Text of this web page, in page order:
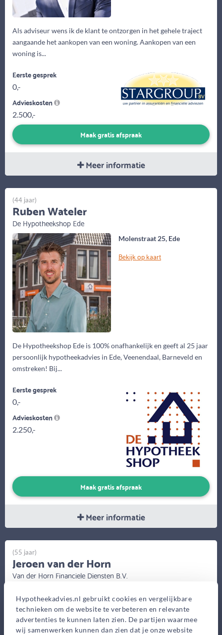
Hypotheekadvies.nl gebruikt cookies en vergelijkbare
technieken om de website te verbeteren en relevante
advertenties te kunnen laten zien. De partijen waarmee
wij samenwerken kunnen dan zien dat je onze website
Als adviseur wens ik de klant te ontzorgen in het gehele traject
aangaande het aankopen van een woning. Aankopen van een
woning is...
Eerste gesprek
0,-
Advieskosten
2.500,-
Maak gratis afspraak
Meer informatie
Molenstraat 25, Ede
Bekijk op kaart
De Hypotheekshop Ede is 100% onafhankelijk en geeft al 25 jaar
persoonlijk hypotheekadvies in Ede, Veenendaal, Barneveld en
omstreken! Bij...
(44 jaar)
Ruben Wateler
De Hypotheekshop Ede
Eerste gesprek
0,-
Advieskosten
2.250,-
Maak gratis afspraak
Meer informatie
Bekijk op kaart
(55 jaar)
Jeroen van der Horn
Van der Horn Financiele Diensten B.V.